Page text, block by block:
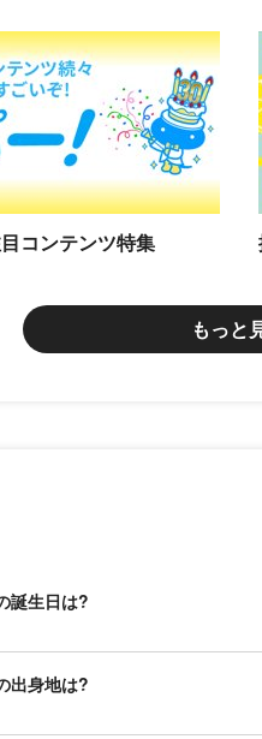
コンテンツ特集
もっと
誕生日は?
出身地は?